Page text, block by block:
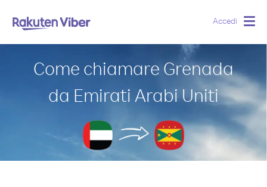
Accedi
Come chiamare Grenada
da Emirati Arabi Uniti